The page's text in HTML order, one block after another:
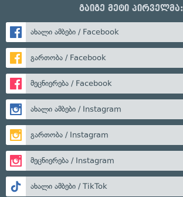
გაიგე მეტი პირველმა:
ახალი ამბები / Facebook
გართობა / Facebook
მეცნიერება / Facebook
ახალი ამბები / Instagram
გართობა / Instagram
მეცნიერება / Instagram
ახალი ამბები / TikTok